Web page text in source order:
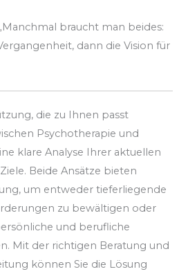
braucht man beides:
dann die Vision für
die zu Ihnen passt
Psychotherapie und
klare Analyse Ihrer aktuellen
Beide Ansätze bieten
um entweder tieferliegende
zu bewältigen oder
und berufliche
Mit der richtigen Beratung und
können Sie die Lösung